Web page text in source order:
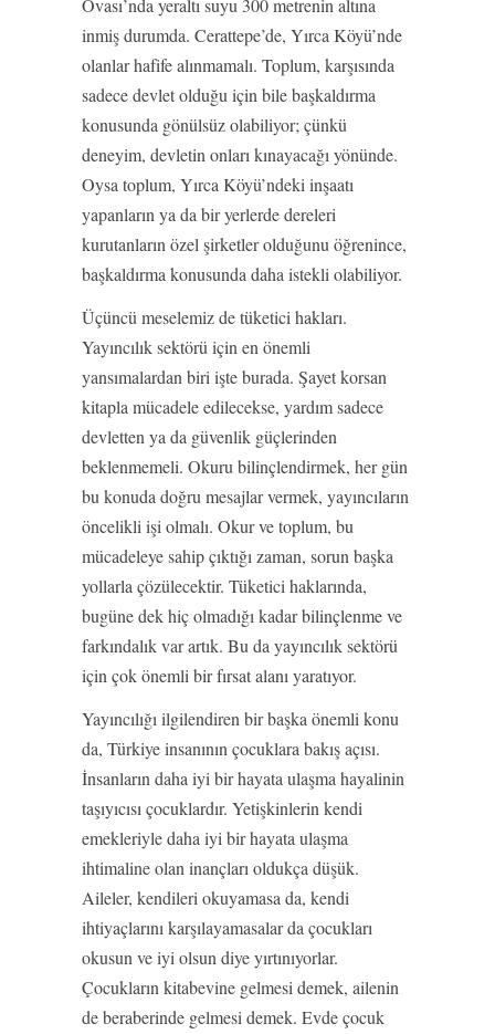
Ovası’nda yeraltı suyu 300 metrenin altına
inmiş durumda. Cerattepe’de, Yırca Köyü’nde
olanlar hafife alınmamalı. Toplum, karşısında
sadece devlet olduğu için bile başkaldırma
konusunda gönülsüz olabiliyor; çünkü
deneyim, devletin onları kınayacağı yönünde.
Oysa toplum, Yırca Köyü’ndeki inşaatı
yapanların ya da bir yerlerde dereleri
kurutanların özel şirketler olduğunu öğrenince,
başkaldırma konusunda daha istekli olabiliyor.
Üçüncü meselemiz de tüketici hakları.
Yayıncılık sektörü için en önemli
yansımalardan biri işte burada. Şayet korsan
kitapla mücadele edilecekse, yardım sadece
devletten ya da güvenlik güçlerinden
beklenmemeli. Okuru bilinçlendirmek, her gün
bu konuda doğru mesajlar vermek, yayıncıların
öncelikli işi olmalı. Okur ve toplum, bu
mücadeleye sahip çıktığı zaman, sorun başka
yollarla çözülecektir. Tüketici haklarında,
bugüne dek hiç olmadığı kadar bilinçlenme ve
farkındalık var artık. Bu da yayıncılık sektörü
için çok önemli bir fırsat alanı yaratıyor.
Yayıncılığı ilgilendiren bir başka önemli konu
da, Türkiye insanının çocuklara bakış açısı.
İnsanların daha iyi bir hayata ulaşma hayalinin
taşıyıcısı çocuklardır. Yetişkinlerin kendi
emekleriyle daha iyi bir hayata ulaşma
ihtimaline olan inançları oldukça düşük.
Aileler, kendileri okuyamasa da, kendi
ihtiyaçlarını karşılayamasalar da çocukları
okusun ve iyi olsun diye yırtınıyorlar.
Çocukların kitabevine gelmesi demek, ailenin
de beraberinde gelmesi demek. Evde çocuk